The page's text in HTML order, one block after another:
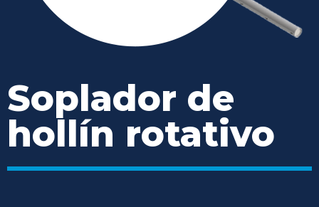
Soplador de
hollín rotativo